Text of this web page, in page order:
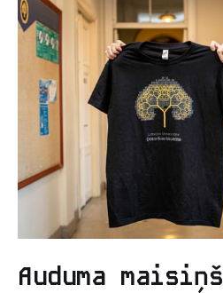
Auduma maisiņš